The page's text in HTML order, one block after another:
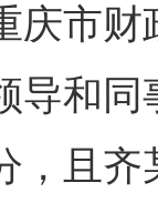
市财
导和
，且